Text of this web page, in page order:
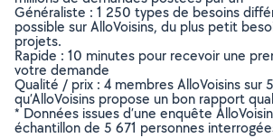
Généraliste : 1 250 types de besoins
possible sur AlloVoisins, du plus petit
projets.
Rapide : 10 minutes pour recevoir une
votre demande
Qualité / prix : 4 membres AlloVoisins sur
qu’AlloVoisins propose un bon rapport
* Données issues d’une enquête
échantillon de 5 671 personnes